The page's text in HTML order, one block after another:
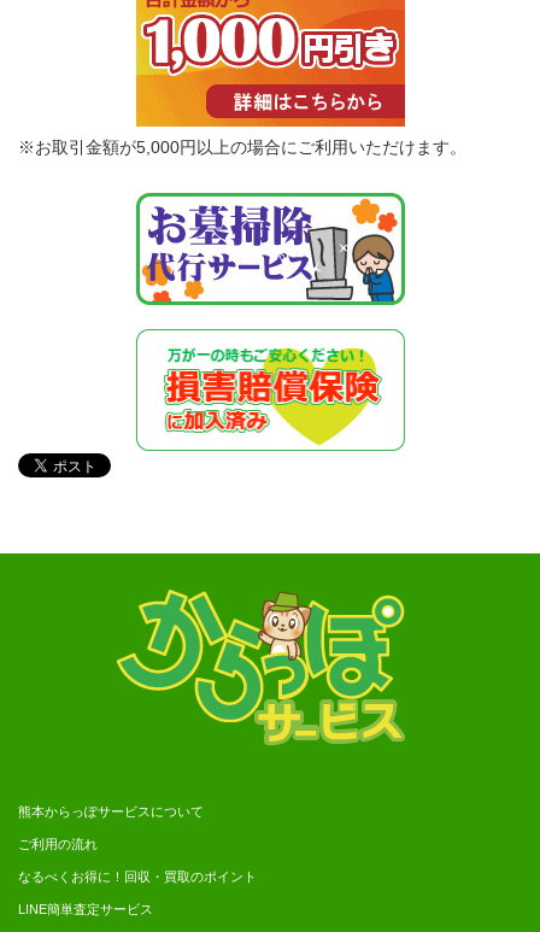
※お取引金額が5,000円以上の場合にご利用いただけます。
熊本からっぽサービスについて
ご利用の流れ
なるべくお得に！回収・買取のポイント
LINE簡単査定サービス